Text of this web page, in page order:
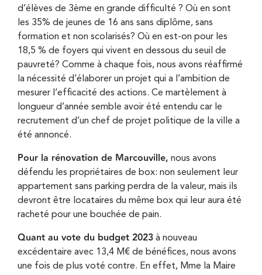
d’élèves de 3ème en grande difficulté ? Où en sont
les 35% de jeunes de 16 ans sans diplôme, sans
formation et non scolarisés? Où en est-on pour les
18,5 % de foyers qui vivent en dessous du seuil de
pauvreté? Comme à chaque fois, nous avons réaffirmé
la nécessité d’élaborer un projet qui a l’ambition de
mesurer l’efficacité des actions. Ce martèlement à
longueur d’année semble avoir été entendu car le
recrutement d’un chef de projet politique de la ville a
été annoncé.
Pour la rénovation de Marcouville, nous avons
défendu les propriétaires de box: non seulement leur
appartement sans parking perdra de la valeur, mais ils
devront être locataires du même box qui leur aura été
racheté pour une bouchée de pain.
Quant au vote du budget 2023 à nouveau
excédentaire avec 13,4 M€ de bénéfices, nous avons
une fois de plus voté contre. En effet, Mme la Maire